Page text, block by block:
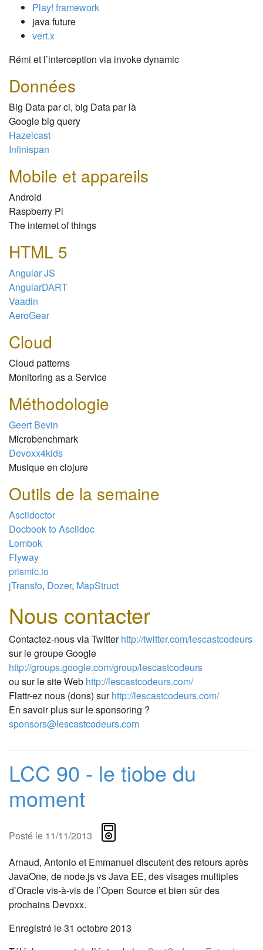
Play! framework
java future
vert.x
Rémi et l’interception via invoke dynamic
Données
Big Data par ci, big Data par là
Google big query
Hazelcast
Infinispan
Mobile et appareils
Android
Raspberry Pi
The internet of things
HTML 5
Angular JS
AngularDART
Vaadin
AeroGear
Cloud
Cloud patterns
Monitoring as a Service
Méthodologie
Geert Bevin
Microbenchmark
Devoxx4kids
Musique en clojure
Outils de la semaine
Asciidoctor
Docbook to Asciidoc
Lombok
Flyway
prismic.io
jTransfo, Dozer, MapStruct
Nous contacter
Contactez-nous via Twitterhttp://twitter.com/lescastcodeurs
sur le groupe Google
http://groups.google.com/group/lescastcodeurs
ou sur le site Web http://lescastcodeurs.com/
Flattr-ez nous (dons) surhttp://lescastcodeurs.com/
En savoir plus sur le sponsoring ?
sponsors@lescastcodeurs.com
LCC 90 - le tiobe du
moment
Posté le 11/11/2013
Arnaud, Antonio et Emmanuel discutent des retours après
JavaOne, de node.js vs Java EE, des visages multiples
d’Oracle vis-à-vis de l’Open Source et bien sûr des
prochains Devoxx.
Enregistré le 31 octobre 2013